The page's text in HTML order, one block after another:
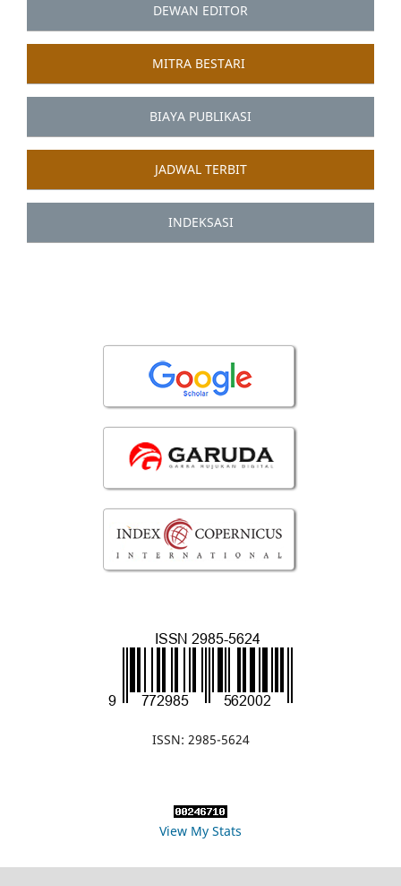
DEWAN EDITOR
MITRA BESTARI
BIAYA PUBLIKASI
JADWAL TERBIT
INDEKSASI
ISSN: 2985-5624
View My Stats